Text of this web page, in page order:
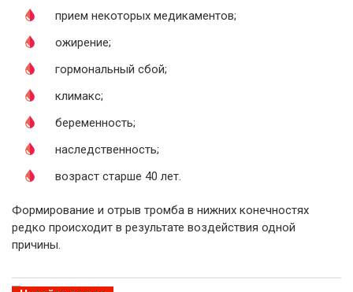
прием некоторых медикаментов;
ожирение;
гормональный сбой;
климакс;
беременность;
наследственность;
возраст старше 40 лет.
Формирование и отрыв тромба в нижних конечностях
редко происходит в результате воздействия одной
причины.